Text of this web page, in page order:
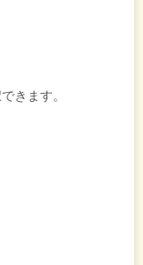
きます。